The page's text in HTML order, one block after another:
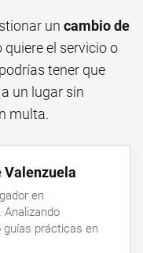
un cambio de
quiere el servicio o
tener que
un lugar sin
multa.
Valenzuela
en
. Analizando
prácticas en